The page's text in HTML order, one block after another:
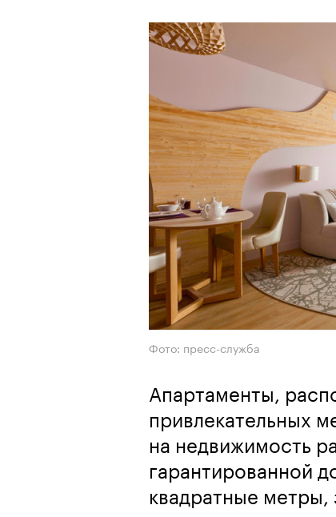
Фото: пресс-служба
Апартаменты,
привлекательных
на недвижимость
гарантированной
квадратные